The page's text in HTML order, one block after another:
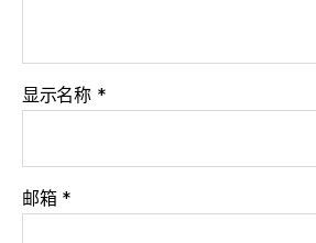
显示名称 *
邮箱 *